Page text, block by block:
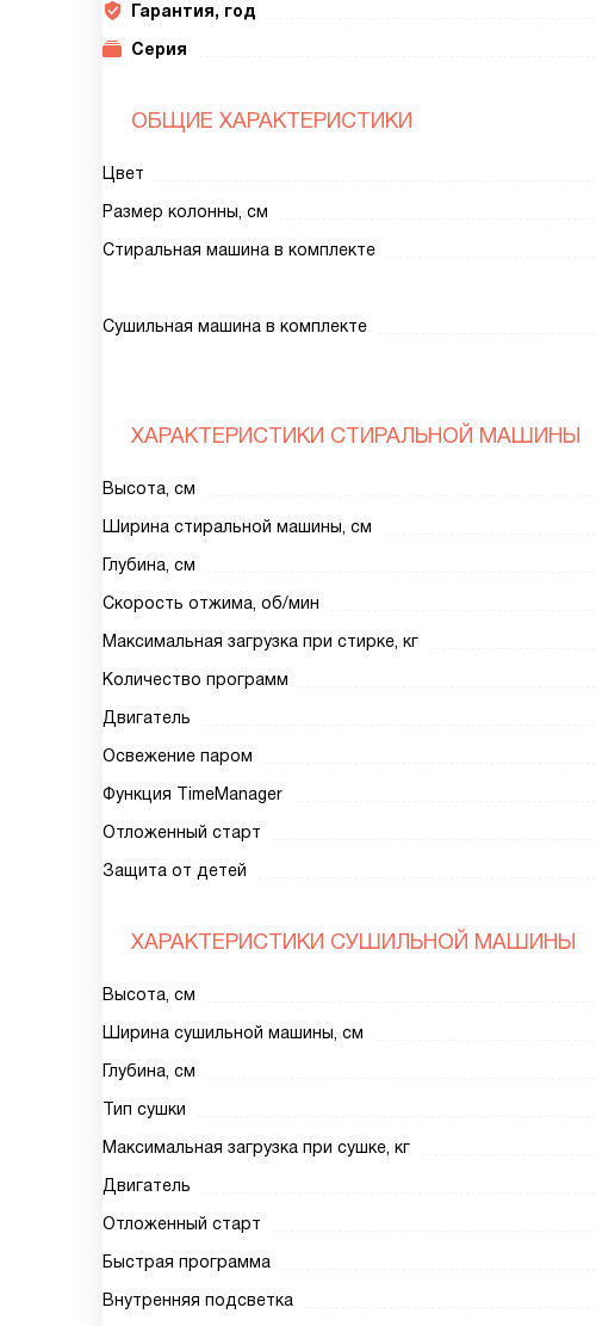
Гарантия, год
Серия
ОБЩИЕ ХАРАКТЕРИСТИКИ
Цвет
Размер колонны, см
Стиральная машина в комплекте
Сушильная машина в комплекте
ХАРАКТЕРИСТИКИ СТИРАЛЬНОЙ МАШИНЫ
Высота, см
Ширина стиральной машины, см
Глубина, см
Скорость отжима, об/мин
Максимальная загрузка при стирке, кг
Количество программ
Двигатель
Освежение паром
Функция TimeManager
Отложенный старт
Защита от детей
ХАРАКТЕРИСТИКИ СУШИЛЬНОЙ МАШИНЫ
Высота, см
Ширина сушильной машины, см
Глубина, см
Тип сушки
Максимальная загрузка при сушке, кг
Двигатель
Отложенный старт
Быстрая программа
Внутренняя подсветка